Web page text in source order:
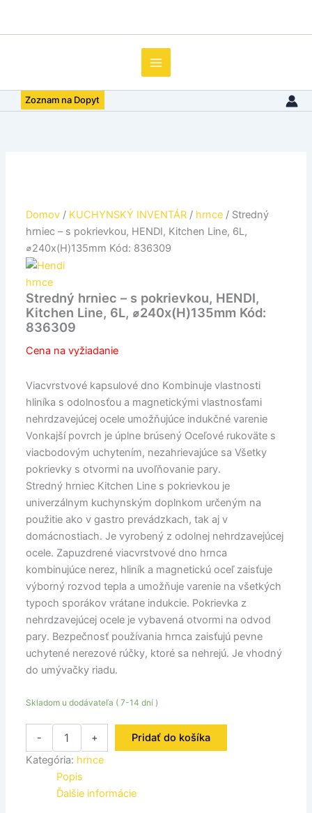
Zoznam na Dopyt
Domov / KUCHYNSKÝ INVENTÁR / hrnce / Stredný
hrniec – s pokrievkou, HENDI, Kitchen Line, 6L,
⌀240x(H)135mm Kód: 836309
hrnce
Stredný hrniec – s pokrievkou, HENDI,
Kitchen Line, 6L, ⌀240x(H)135mm Kód:
836309
Cena na vyžiadanie
Viacvrstvové kapsulové dno Kombinuje vlastnosti
hliníka s odolnosťou a magnetickými vlastnosťami
nehrdzavejúcej ocele umožňujúce indukčné varenie
Vonkajší povrch je úplne brúsený Oceľové rukoväte s
viacbodovým uchytením, nezahrievajúce sa Všetky
pokrievky s otvormi na uvoľňovanie pary.
Stredný hrniec Kitchen Line s pokrievkou je
univerzálnym kuchynským doplnkom určeným na
použitie ako v gastro prevádzkach, tak aj v
domácnostiach. Je vyrobený z odolnej nehrdzavejúcej
ocele. Zapuzdrené viacvrstvové dno hrnca
kombinujúce nerez, hliník a magnetickú oceľ zaisťuje
výborný rozvod tepla a umožňuje varenie na všetkých
typoch sporákov vrátane indukcie. Pokrievka z
nehrdzavejúcej ocele je vybavená otvormi na odvod
pary. Bezpečnosť používania hrnca zaisťujú pevne
uchytené nerezové rúčky, ktoré sa nehrejú. Je vhodný
do umývačky riadu.
Skladom u dodávateľa ( 7-14 dní )
-
hrniec
HENDI,
Kitchen
+
Pridať do košíka
Kategória: hrnce
Popis
Ďalšie informácie